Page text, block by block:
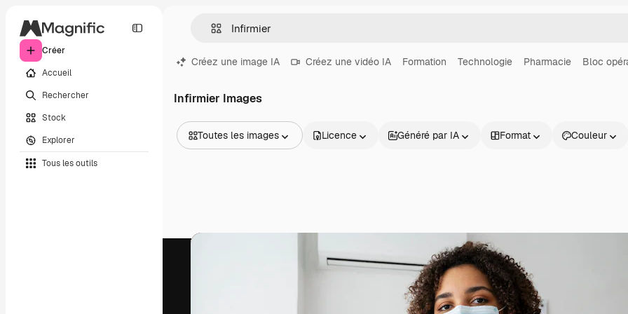
Créer
Accueil
Rechercher
Stock
Explorer
Tous les outils
Créez une image IA Créez une vidéo IA Formation Technologie Pharmacie Bloc
Infirmier Images
Toutes les images
Vidéos
Licence Généré par IA Format Couleur
Produits